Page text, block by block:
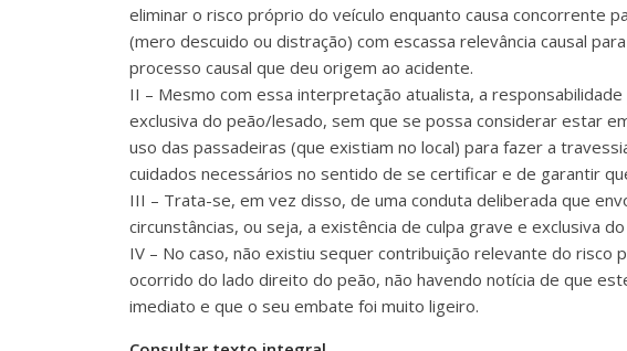
eliminar o risco próprio do veículo enquanto causa concorrente
(mero descuido ou distração) com escassa relevância causal
processo causal que deu origem ao acidente.
II – Mesmo com essa interpretação atualista, a
exclusiva do peão/lesado, sem que se possa considerar estar
uso das passadeiras (que existiam no local) para fazer a
cuidados necessários no sentido de se certificar e de garantir
III – Trata-se, em vez disso, de uma conduta deliberada que
circunstâncias, ou seja, a existência de culpa grave e exclusiva
IV – No caso, não existiu sequer contribuição relevante do
ocorrido do lado direito do peão, não havendo notícia de que
imediato e que o seu embate foi muito ligeiro.